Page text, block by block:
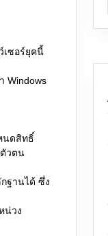
เซอร์ยุคนี้
Windows
นดสิทธิ์
ตัวตน
ฐานได้ ซึ่ง
น่วง